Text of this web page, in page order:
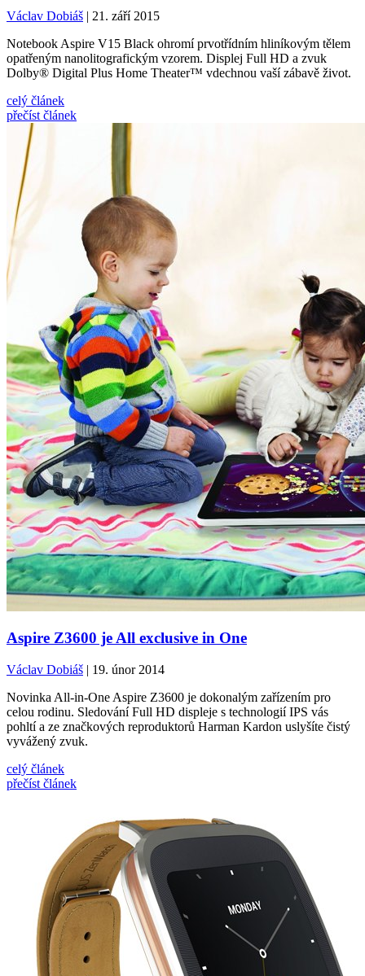
Václav Dobiáš | 21. září 2015
Notebook Aspire V15 Black ohromí prvotřídním hliníkovým tělem
opatřeným nanolitografickým vzorem. Displej Full HD a zvuk
Dolby® Digital Plus Home Theater™ vdechnou vaší zábavě život.
celý článek
přečíst článek
Aspire Z3600 je All exclusive in One
Václav Dobiáš | 19. únor 2014
Novinka All-in-One Aspire Z3600 je dokonalým zařízením pro
celou rodinu. Sledování Full HD displeje s technologií IPS vás
pohltí a ze značkových reproduktorů Harman Kardon uslyšíte čistý
vyvážený zvuk.
celý článek
přečíst článek